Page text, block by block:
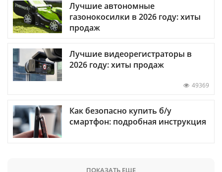
Лучшие автономные
газонокосилки в 2026 году: хиты
продаж
Лучшие видеорегистраторы в
2026 году: хиты продаж
49369
Как безопасно купить б/у
смартфон: подробная инструкция
ПОКАЗАТЬ ЕЩЕ